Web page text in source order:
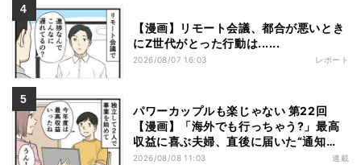
【漫画】リモート会議、都合が悪いとき
にZ世代がとった行動は......
2026/08/07 16:03 レポート
パワーカップルも楽じゃない 第22回
【漫画】「海外でも行っちゃう?」最高
収益に喜ぶ夫婦、直後に届いた“通知
書”で現実に戻された
2026/08/08 11:03 連載